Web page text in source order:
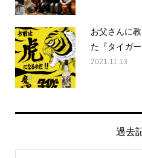
お父さんに
た『タイガ
2021.11.13
過去